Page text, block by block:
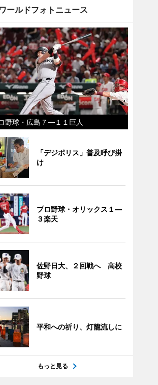
ワールドフォトニュース
野球・広島７―１１巨人
「デジポリス」普及呼び掛
け
プロ野球・オリックス１―
３楽天
佐野日大、２回戦へ 高校
野球
平和への祈り、灯籠流しに
もっと見る